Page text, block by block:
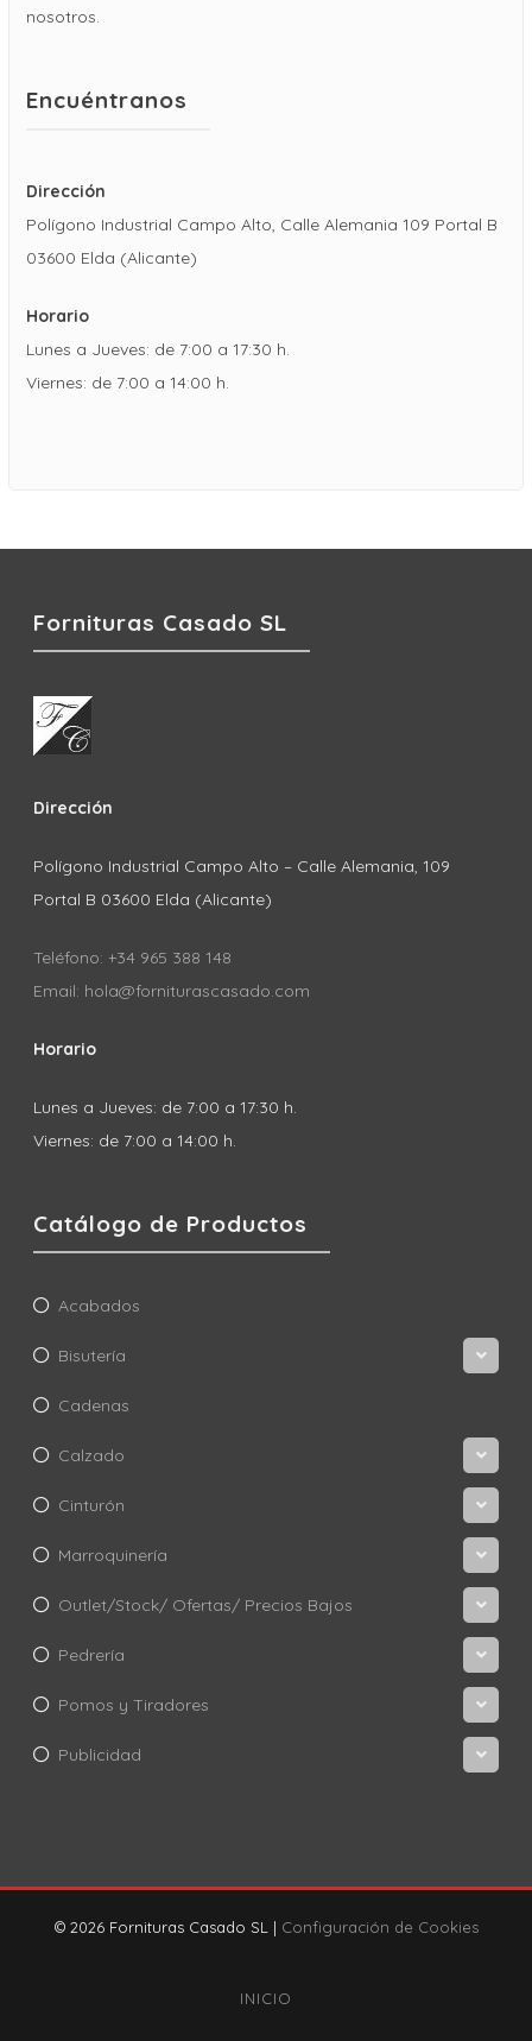
nosotros.
Encuéntranos
Dirección
Polígono Industrial Campo Alto, Calle Alemania 109 Portal B
03600 Elda (Alicante)
Horario
Lunes a Jueves: de 7:00 a 17:30 h.
Viernes: de 7:00 a 14:00 h.
Fornituras Casado SL
Dirección
Polígono Industrial Campo Alto – Calle Alemania, 109
Portal B 03600 Elda (Alicante)
Teléfono: +34 965 388 148
Email: hola@forniturascasado.com
Horario
Lunes a Jueves: de 7:00 a 17:30 h.
Viernes: de 7:00 a 14:00 h.
Catálogo de Productos
Acabados
Bisutería
Cadenas
Calzado
Cinturón
Marroquinería
Outlet/Stock/ Ofertas/ Precios Bajos
Pedrería
Pomos y Tiradores
Publicidad
© 2026 Fornituras Casado SL | Configuración de Cookies
INICIO